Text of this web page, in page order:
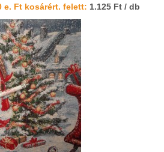
e. Ft kosárért. felett: 1.125 Ft / db